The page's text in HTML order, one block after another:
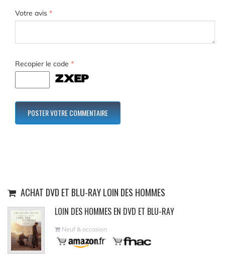
Votre avis *
Recopier le code *
ACHAT DVD ET BLU-RAY LOIN DES HOMMES
LOIN DES HOMMES EN DVD ET BLU-RAY
Neuf & occasion